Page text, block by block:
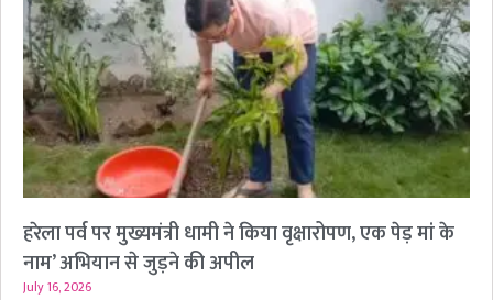
हरेला पर्व पर मुख्यमंत्री धामी ने किया वृक्षारोपण, एक पेड़ मां के
नाम’ अभियान से जुड़ने की अपील
July 16, 2026